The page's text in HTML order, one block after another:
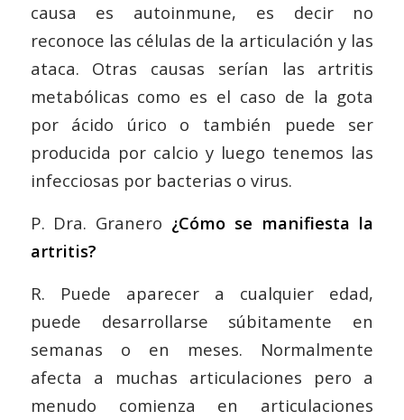
causa es autoinmune, es decir no
reconoce las células de la articulación y las
ataca. Otras causas serían las artritis
metabólicas como es el caso de la gota
por ácido úrico o también puede ser
producida por calcio y luego tenemos las
infecciosas por bacterias o virus.
P. Dra. Granero ¿Cómo se manifiesta la
artritis?
R. Puede aparecer a cualquier edad,
puede desarrollarse súbitamente en
semanas o en meses. Normalmente
afecta a muchas articulaciones pero a
menudo comienza en articulaciones